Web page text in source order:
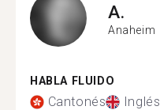
A.
Anaheim
HABLA FLUIDO
Cantonés Inglés